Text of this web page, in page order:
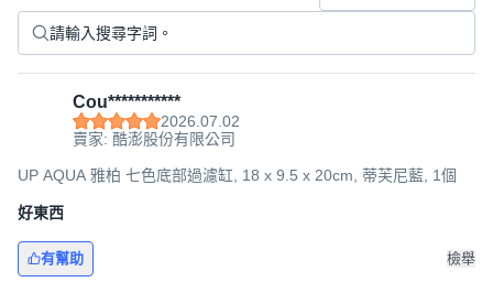
Cou***********
2026.07.02
賣家: 酷澎股份有限公司
UP AQUA 雅柏 七色底部過濾缸, 18 x 9.5 x 20cm, 蒂芙尼藍, 1個
好東西
有幫助 檢舉